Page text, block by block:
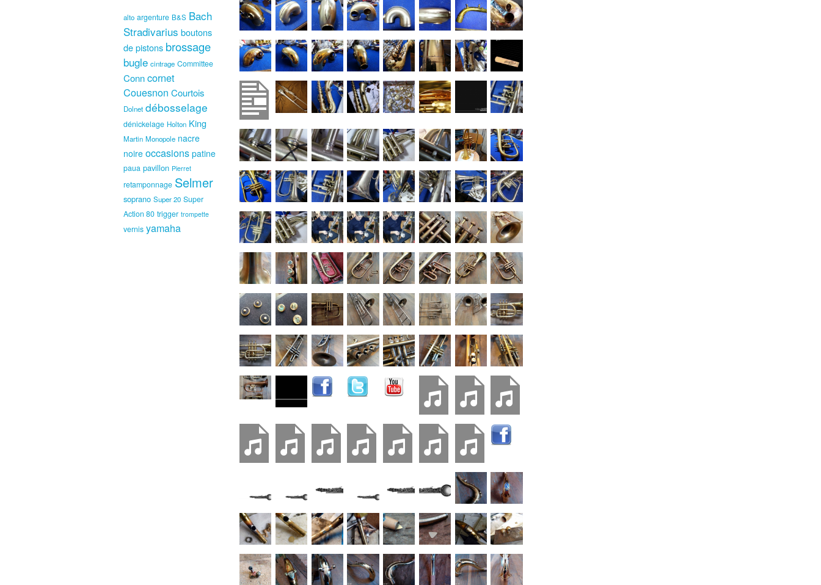
alto argenture B&S Bach
Stradivarius boutons
de pistons brossage
bugle cintrage Committee
Conncornet
Couesnon Courtois
Dolnet débosselage
dénickelage Holton King
Martin Monopole nacre
noire occasions patine
paua pavillon Pierret
retamponnage Selmer
soprano Super 20 Super
Action 80 trigger trompette
vernis yamaha